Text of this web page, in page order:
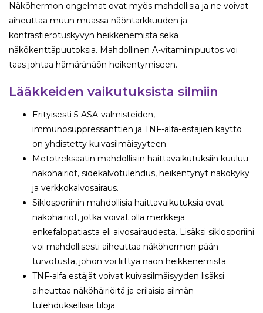
Näköhermon ongelmat ovat myös mahdollisia ja ne voivat
aiheuttaa muun muassa näöntarkkuuden ja
kontrastierotuskyvyn heikkenemistä sekä
näkökenttäpuutoksia. Mahdollinen A-vitamiinipuutos voi
taas johtaa hämäränäön heikentymiseen.
Lääkkeiden vaikutuksista silmiin
Erityisesti 5-ASA-valmisteiden,
immunosuppressanttien ja TNF-alfa-estäjien käyttö
on yhdistetty kuivasilmäisyyteen.
Metotreksaatin mahdollisiin haittavaikutuksiin kuuluu
näköhäiriöt, sidekalvotulehdus, heikentynyt näkökyky
ja verkkokalvosairaus.
Siklosporiinin mahdollisia haittavaikutuksia ovat
näköhäiriöt, jotka voivat olla merkkejä
enkefalopatiasta eli aivosairaudesta. Lisäksi siklosporiini
voi mahdollisesti aiheuttaa näköhermon pään
turvotusta, johon voi liittyä näön heikkenemistä.
TNF-alfa estäjät voivat kuivasilmäisyyden lisäksi
aiheuttaa näköhäiriöitä ja erilaisia silmän
tulehduksellisia tiloja.